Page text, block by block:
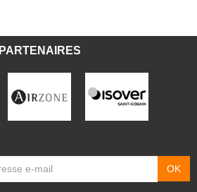
PARTENAIRES